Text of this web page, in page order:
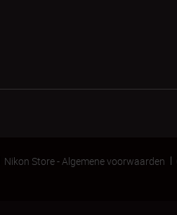
Nikon Store - Algemene voorwaarden